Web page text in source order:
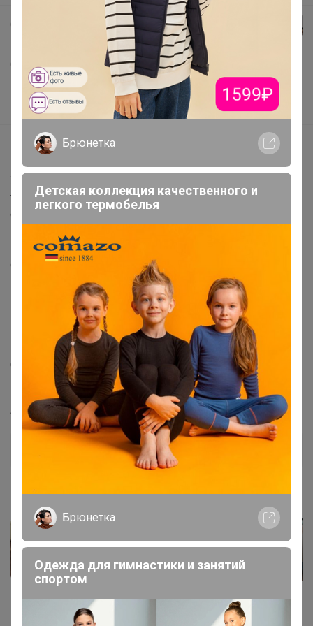
Шорты женские
Описание
Женские шорты с пятью карманами. Посадка Comfort
fit (свободные по бедру), высокая талия спереди и
сзади. Для улучшения посадки сзади сделаны две
изнаночной стороной ткани " на лицо". Выполнены из
слабоэластичной ткани denim comfort
stretch. Классическая средняя машинная стирка с
камнями (stone wash).
Цвет: стирка средняя Состав: 98%Хлопок, 2%Эластан
Материал: Blue denim 005 str. Вес материала: 11.3 Фит:
Comfort fit Талия спереди: высокая Талия сзади:
высокая Ширина низа: 32см ID: 143542
Артикул 18420 (143542)
Дополнительная информация
Фотографии покупателей 6
Комментарии
Брюнетка
Детская коллекция качественного и
легкого термобелья
Брюнетка
Одежда для гимнастики и занятий
спортом